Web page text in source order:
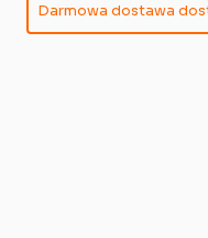
Darmowa dostawa